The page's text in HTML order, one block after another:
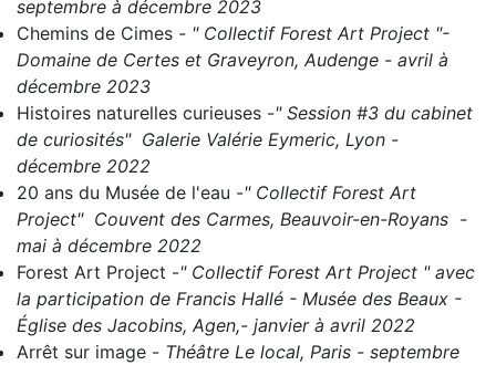
septembre à décembre 2023
Chemins de Cimes - " Collectif Forest Art Project "-
Domaine de Certes et Graveyron, Audenge - avril à
décembre 2023
Histoires naturelles curieuses -" Session #3 du cabinet
de curiosités" Galerie Valérie Eymeric, Lyon -
décembre 2022
20 ans du Musée de l'eau -" Collectif Forest Art
Project" Couvent des Carmes, Beauvoir-en-Royans -
mai à décembre 2022
Forest Art Project -" Collectif Forest Art Project " avec
la participation de Francis Hallé - Musée des Beaux -
Église des Jacobins, Agen,- janvier à avril 2022
Arrêt sur image - Théâtre Le local, Paris - septembre